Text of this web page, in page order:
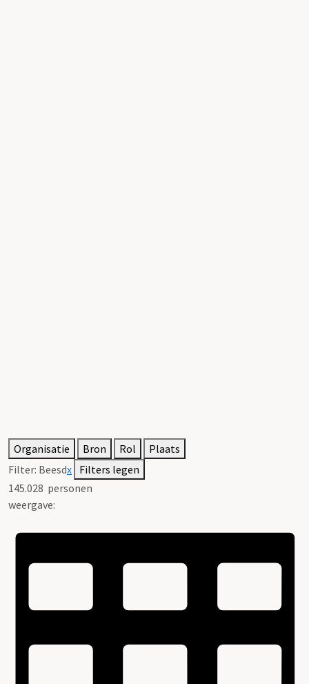
Organisatie Bron Rol
Plaats
Filter: Beesdx Filters legen
145.028 personen
weergave: